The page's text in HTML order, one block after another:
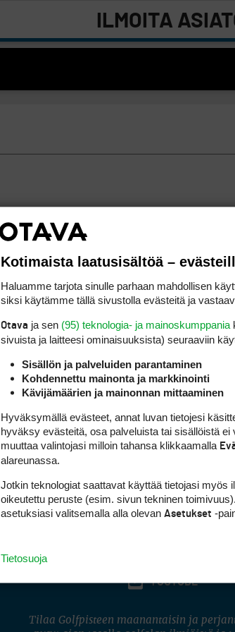
ILMOITA
YOUTUBE
Tilaa Golfpisteen maanantaisin ja
Kotimaista laatusisältöä –
Haluamme tarjota sinulle parhaan mahdollisen
siksi käytämme tällä sivustolla evästeitä ja
Otava ja sen (95) teknologia- ja mainoskumppania
sivuista ja laitteesi ominaisuuk­sista) seuraaviin
Sisällön ja palveluiden parantaminen
Kohdennettu mainonta ja markkinointi
Kävijämäärien ja mainonnan mittaaminen
Hyväksymällä evästeet, annat luvan tietojesi
hyväksy evästeitä, osa palveluista tai sisällöistä
muuttaa valintojasi milloin tahansa klikkaamalla
alareunassa.
Jotkin teknologiat saattavat käyttää tietojasi myös
oikeutettu peruste (esim. sivun tekninen
asetuksiasi valitsemalla alla olevan Asetukset -
Tietosuoja